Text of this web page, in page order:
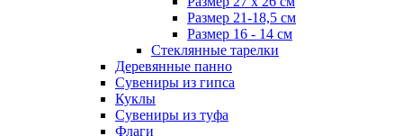
Размер 21-18,5 см
Размер 16 - 14 см
Стеклянные тарелки
Деревянные панно
Сувениры из гипса
Куклы
Сувениры из туфа
Флаги